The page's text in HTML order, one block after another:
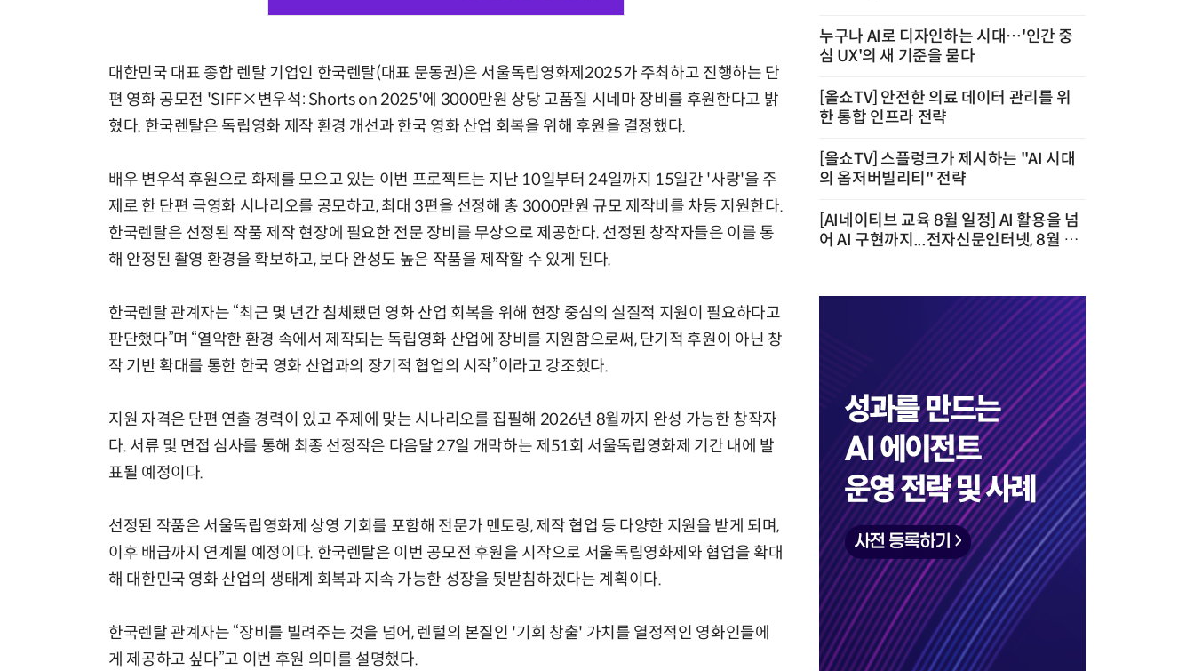
대한민국 대표 종합 렌탈 기업인 한국렌탈(대표 문동권)은 서울독립영화제2025가 주최하고 진행하는 단
편 영화 공모전 'SIFF×변우석: Shorts on 2025'에 3000만원 상당 고품질 시네마 장비를 후원한다고 밝
혔다. 한국렌탈은 독립영화 제작 환경 개선과 한국 영화 산업 회복을 위해 후원을 결정했다.
배우 변우석 후원으로 화제를 모으고 있는 이번 프로젝트는 지난 10일부터 24일까지 15일간 '사랑'을 주
제로 한 단편 극영화 시나리오를 공모하고, 최대 3편을 선정해 총 3000만원 규모 제작비를 차등 지원한다.
한국렌탈은 선정된 작품 제작 현장에 필요한 전문 장비를 무상으로 제공한다. 선정된 창작자들은 이를 통
해 안정된 촬영 환경을 확보하고, 보다 완성도 높은 작품을 제작할 수 있게 된다.
한국렌탈 관계자는 “최근 몇 년간 침체됐던 영화 산업 회복을 위해 현장 중심의 실질적 지원이 필요하다고
판단했다”며 “열악한 환경 속에서 제작되는 독립영화 산업에 장비를 지원함으로써, 단기적 후원이 아닌 창
작 기반 확대를 통한 한국 영화 산업과의 장기적 협업의 시작”이라고 강조했다.
지원 자격은 단편 연출 경력이 있고 주제에 맞는 시나리오를 집필해 2026년 8월까지 완성 가능한 창작자
다. 서류 및 면접 심사를 통해 최종 선정작은 다음달 27일 개막하는 제51회 서울독립영화제 기간 내에 발
표될 예정이다.
선정된 작품은 서울독립영화제 상영 기회를 포함해 전문가 멘토링, 제작 협업 등 다양한 지원을 받게 되며,
이후 배급까지 연계될 예정이다. 한국렌탈은 이번 공모전 후원을 시작으로 서울독립영화제와 협업을 확대
해 대한민국 영화 산업의 생태계 회복과 지속 가능한 성장을 뒷받침하겠다는 계획이다.
한국렌탈 관계자는 “장비를 빌려주는 것을 넘어, 렌털의 본질인 '기회 창출' 가치를 열정적인 영화인들에
게 제공하고 싶다”고 이번 후원 의미를 설명했다.
누구나 AI로 디자인하는 시대…'인간 중
심 UX'의 새 기준을 묻다
[올쇼TV] 안전한 의료 데이터 관리를 위
한 통합 인프라 전략
[올쇼TV] 스플렁크가 제시하는 "AI 시대
의 옵저버빌리티" 전략
[AI네이티브 교육 8월 일정] AI 활용을 넘
어 AI 구현까지...전자신문인터넷, 8월 실